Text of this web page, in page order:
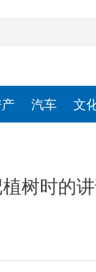
汽车 文
树时的